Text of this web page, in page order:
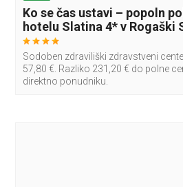
Ko se čas ustavi – popoln
hotelu Slatina 4* v Rogaški
Sodoben zdraviliški zdravstveni
57,80 €. Razliko 231,20 € do polne
direktno ponudniku.